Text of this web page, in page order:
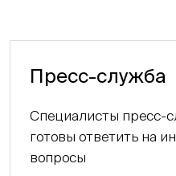
Пресс-служба
Специалисты пресс-
готовы ответить на
вопросы